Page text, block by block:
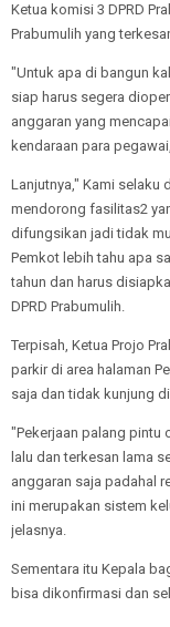
Ketua komisi 3 DPRD
Prabumulih yang
"Untuk apa di bangun
siap harus segera
anggaran yang
kendaraan para
Lanjutnya," Kami selaku
mendorong fasilitas2
difungsikan jadi tidak
Pemkot lebih tahu apa
tahun dan harus
DPRD Prabumulih.
Terpisah, Ketua Projo
parkir di area halaman
saja dan tidak kunjung
"Pekerjaan palang pintu
lalu dan terkesan lama
anggaran saja padahal
ini merupakan sistem
jelasnya.
Sementara itu Kepala
bisa dikonfirmasi dan